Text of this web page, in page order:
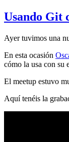
Usando Git
Ayer tuvimos una
En esta ocasión
cómo la usa con su
El meetup estuvo
Aquí tenéis la